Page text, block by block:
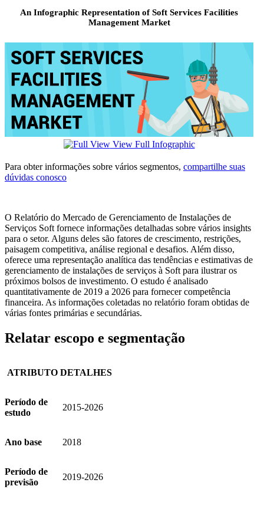
An Infographic Representation of Soft Services Facilities
Management Market
View Full Infographic
Para obter informações sobre vários segmentos, compartilhe suas
dúvidas conosco
O Relatório do Mercado de Gerenciamento de Instalações de
Serviços Soft fornece informações detalhadas sobre vários insights
para o setor. Alguns deles são fatores de crescimento, restrições,
paisagem competitiva, análise regional e desafios. Além disso,
oferece uma representação analítica das tendências e estimativas de
gerenciamento de instalações de serviços à Soft para ilustrar os
próximos bolsos de investimento. O estudo é analisado
quantitativamente de 2019 a 2026 para fornecer competência
financeira. As informações coletadas no relatório foram obtidas de
várias fontes primárias e secundárias.
Relatar escopo e segmentação
ATRIBUTO DETALHES
Período de
estudo
2015-2026
Ano base 2018
Período de
previsão
2019-2026